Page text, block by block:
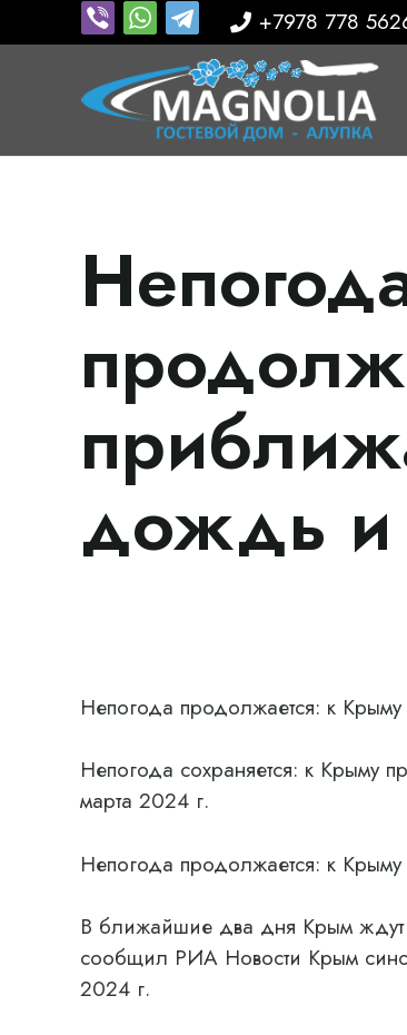
+7978 778
дождь и
Непогода продолжается: к
Непогода сохраняется: к
марта 2024 г.
Непогода продолжается: к
В ближайшие два дня Крым ждут
сообщил РИА Новости Крым
2024 г.